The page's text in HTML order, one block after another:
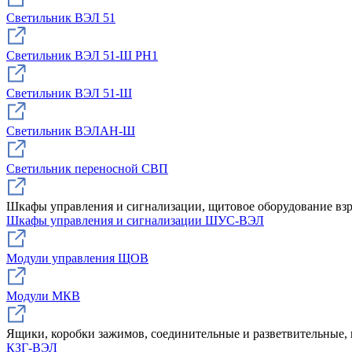
Светильник ВЭЛ 51
Светильник ВЭЛ 51-Ш РН1
Светильник ВЭЛ 51-Ш
Светильник ВЭЛАН-Ш
Светильник переносной СВП
Шкафы управления и сигнализации, щитовое оборудование
Шкафы управления и сигнализации ШУС-ВЭЛ
Модули управления ЩОВ
Модули МКВ
Ящики, коробки зажимов, соединительные и
КЗГ-ВЭЛ